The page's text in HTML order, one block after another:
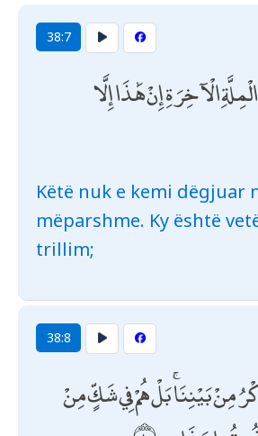
38:7
الْآخِرَةِ إِنْ هَٰذَا إِلَّا
Këtë nuk e kemi dëgjuar
mëparshme. Ky është
trillim;
38:8
مِنْ بَيْنِنَا ۚ بَلْ هُمْ فِي شَكٍّ مِنْ